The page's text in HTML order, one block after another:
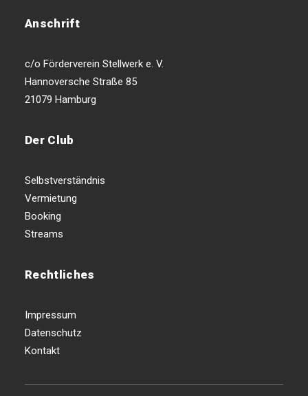
Anschrift
c/o Förderverein Stellwerk e. V.
Hannoversche Straße 85
21079 Hamburg
Der Club
Selbstverständnis
Vermietung
Booking
Streams
Rechtliches
Impressum
Datenschutz
Kontakt